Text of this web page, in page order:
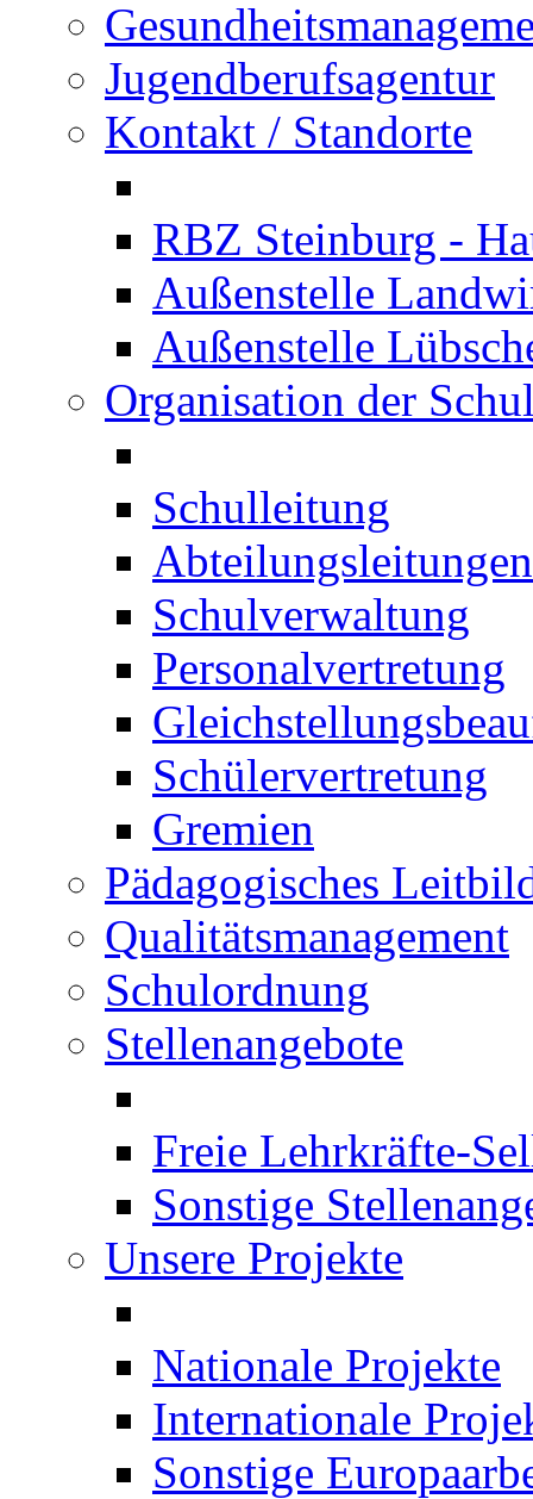
Jugendberufsagentur
Kontakt / Standorte
RBZ Steinburg -
Außenstelle
Außenstelle
Organisation der
Schulleitung
Abteilungsleitungen
Schulverwaltung
Personalvertretung
Schülervertretung
Gremien
Pädagogisches
Qualitätsmanagement
Schulordnung
Stellenangebote
Freie Lehrkräfte-
Sonstige
Unsere Projekte
Nationale Projekte
Internationale
Sonstige